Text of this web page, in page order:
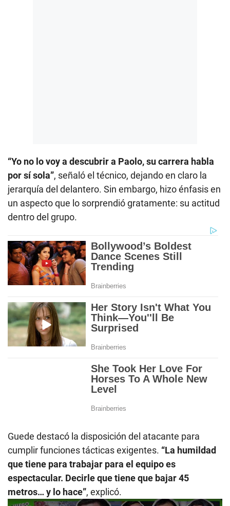
“Yo no lo voy a descubrir a Paolo, su carrera habla
por sí sola”, señaló el técnico, dejando en claro la
jerarquía del delantero. Sin embargo, hizo énfasis en
un aspecto que lo sorprendió gratamente: su actitud
dentro del grupo.
Guede destacó la disposición del atacante para
cumplir funciones tácticas exigentes. “La humildad
que tiene para trabajar para el equipo es
espectacular. Decirle que tiene que bajar 45
metros… y lo hace”, explicó.